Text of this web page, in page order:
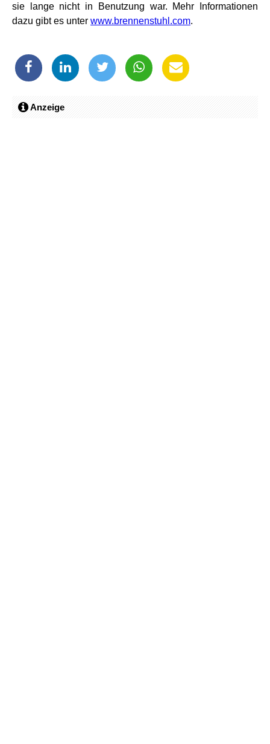
sie lange nicht in Benutzung war. Mehr Informationen
dazu gibt es unter www.brennenstuhl.com.
Anzeige